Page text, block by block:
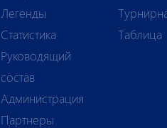
Легенды
Статистика
Руководящий
состав
Администрация
Партнеры
Таблица